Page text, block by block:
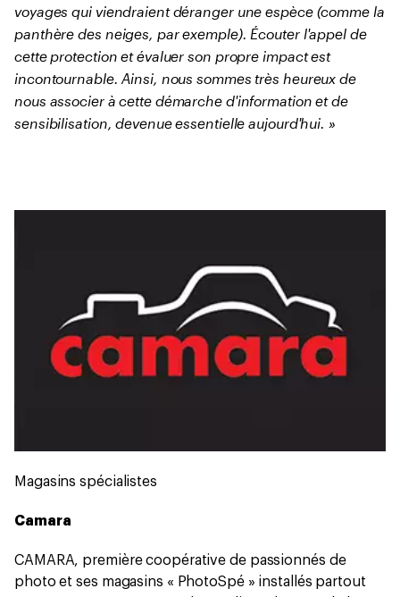
voyages qui viendraient déranger une espèce (comme la
panthère des neiges, par exemple). Écouter l'appel de
cette protection et évaluer son propre impact est
incontournable. Ainsi, nous sommes très heureux de
nous associer à cette démarche d'information et de
sensibilisation, devenue essentielle aujourd'hui. »
Magasins spécialistes
Camara
CAMARA, première coopérative de passionnés de
photo et ses magasins « PhotoSpé » installés partout